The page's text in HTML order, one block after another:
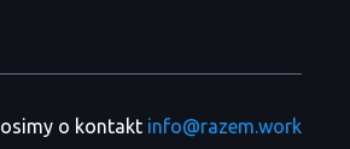
o kontakt info@razem.work